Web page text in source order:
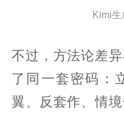
Kimi
不过，方法论差
了同一套密码：
翼、反套作、情